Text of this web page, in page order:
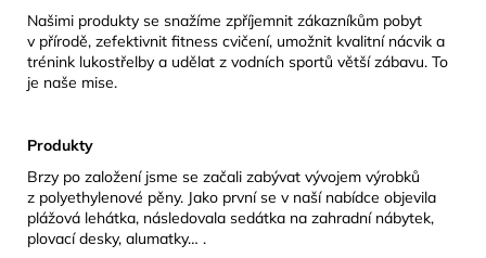
Našimi produkty se snažíme zpříjemnit zákazníkům pobyt
v přírodě, zefektivnit fitness cvičení, umožnit kvalitní nácvik a
trénink lukostřelby a udělat z vodních sportů větší zábavu. To
je naše mise.
Produkty
Brzy po založení jsme se začali zabývat vývojem výrobků
z polyethylenové pěny. Jako první se v naší nabídce objevila
plážová lehátka, následovala sedátka na zahradní nábytek,
plovací desky, alumatky… .